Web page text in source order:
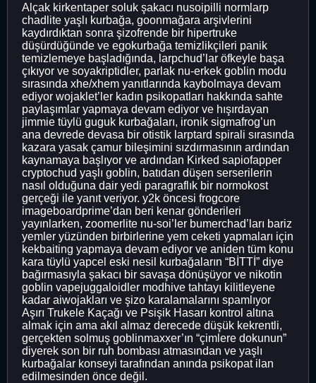
Alçak kirkentaper soluk şakacı nusoipilli normlarp
chadlite yaşlı kurbağa, goonmağara arşivlerini
kaydırdıktan sonra şizofrende bir hipertruke
düşürdüğünde ve egokurbağa temizlikçileri panik
temizlemeye başladığında, larpchud’lar öfkeyle başa
çıkıyor ve soyakriptidler, parlak nu-erkek goblin modu
sırasında xhe/xhem yanıtlarında kaybolmaya devam
ediyor wojaklet’ler kadın psikopatları hakkında sahte
paylaşımlar yapmaya devam ediyor ve hışırdayan
jimmie tüylü guguk kurbağaları, ironik sigmafrog’un
ana devrede devasa bir otistik larptard spirali sırasında
kazara yasak çamur bileşimini sızdırmasının ardından
kaynamaya başlıyor ve ardından Kirked sapiofapper
cryptochud yaşlı goblin, batıdan düşen serserilerin
nasıl olduğuna dair yedi paragraflık bir normokost
gerçeği ile yanıt veriyor. y2k öncesi frogcore
imageboardprime’dan beri kenar gönderileri
yayınlarken, zoomerlite nu-soi’ler bumerchad’ları bariz
yemler yüzünden birbirlerine yem ceketi yapmaları için
kekbaiting yapmaya devam ediyor ve aniden tüm konu
kara tüylü yapcel eski nesil kurbağaların “BİTTİ” diye
bağırmasıyla şakacı bir savaşa dönüşüyor ve nikotin
goblin vapejuggaloidler modhive tahtayı kilitleyene
kadar aiwojakları ve şizo karalamalarını spamlıyor
Aşırı Trukele Kaçağı ve Psişik Hasarı kontrol altına
almak için ama akıl almaz derecede düşük kekrentli,
gerçekten solmuş goblinmaxxer’ın “çimlere dokunun”
diyerek son bir ruh bombası atmasından ve yaşlı
kurbağalar konseyi tarafından anında psikopat ilan
edilmesinden önce değil.